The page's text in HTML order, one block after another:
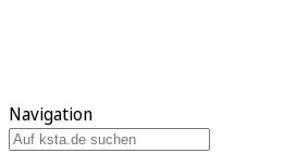
Navigation